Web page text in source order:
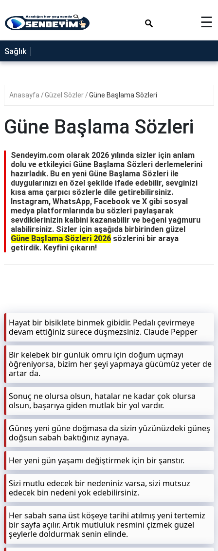
SAĞLIK
NEDİR
YEMEK
RÜYA
GEZİLECEK
YERLER
BLOG
☰
Sağlık
Anasayfa Güzel Sözler Güne Başlama Sözleri
Güne Başlama Sözleri
Sendeyim.com olarak 2026 yılında sizler için anlam
dolu ve etkileyici Güne Başlama Sözleri derlemelerini
hazırladık. Bu en yeni Güne Başlama Sözleri ile
duygularınızı en özel şekilde ifade edebilir, sevginizi
kısa ama çarpıcı sözlerle dile getirebilirsiniz.
Instagram, WhatsApp, Facebook ve X gibi sosyal
medya platformlarında bu sözleri paylaşarak
sevdiklerinizin kalbini kazanabilir ve beğeni yağmuru
alabilirsiniz. Sizler için aşağıda birbirinden güzel
Güne Başlama Sözleri 2026 sözlerini bir araya
getirdik. Keyfini çıkarın!
Hayat bir bisiklete binmek gibidir. Pedalı çevirmeye
devam ettiğiniz sürece düşmezsiniz. Claude Pepper
Bir kelebek bir günlük ömrü için doğum uçmayı
öğreniyorsa, bizim her şeyi yapmaya gücümüz yeter de
artar da.
Sonuç ne olursa olsun, hatalar ne kadar çok olursa
olsun, başarıya giden mutlak bir yol vardır.
Güneş yeni güne doğmasa da sizin yüzünüzdeki güneş
doğsun sabah baktığınız aynaya.
Her yeni gün yaşamı değiştirmek için bir şanstır.
Sizi mutlu edecek bir nedeniniz varsa, sizi mutsuz
edecek bin nedeni yok edebilirsiniz.
Her sabah sana üst köşeye tarihi atılmış yeni tertemiz
bir sayfa açılır. Artık mutluluk resmini çizmek güzel
şeylerle doldurmak senin elinde.